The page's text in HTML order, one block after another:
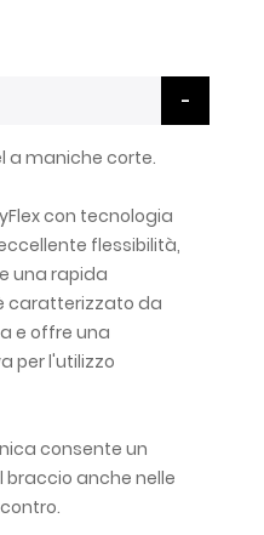
a maniche corte.
con tecnologia
flessibilità,
una rapida
caratterizzato da
e offre una
per l'utilizzo
consente un
anche nelle